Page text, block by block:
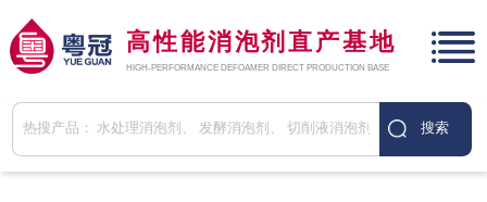
高性能消泡剂直产基地
HIGH-PERFORMANCE DEFOAMER DIRECT PRODUCTION BASE